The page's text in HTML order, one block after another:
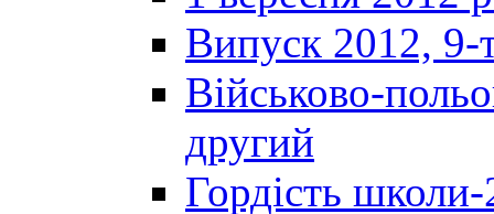
Випуск 2012, 9-
Військово-
другий
Гордість